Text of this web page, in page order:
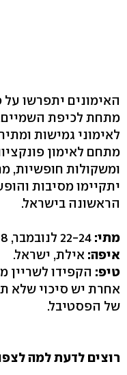
מתחת לכיפת
לאימוני גמישות
מתחם לאימון
ומשקולות חופשיות,
יתקיימו מסיבות
הראשונה בישראל.
מתי:
איפה: אילת, ישראל.
טיפ: הקפידו לשריין
אחרת יש סיכוי שלא
של הפסטיבל.
רוצים לדעת למה